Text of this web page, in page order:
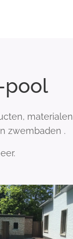
pool
materialen
zwembaden .